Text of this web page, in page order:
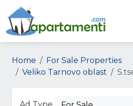
Home
For Sale Properties
Veliko Tarnovo oblast